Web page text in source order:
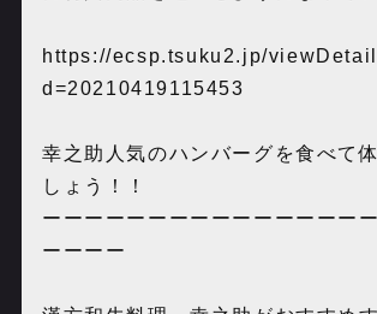
https://ecsp.tsuku2.jp/
d=20210419115453
幸之助人気のハンバーグを食べて
しょう！！
ーーーーーーーーーーーーーーー
ーーーー